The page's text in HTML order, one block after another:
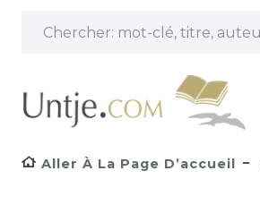
Aller À La Page D’accueil